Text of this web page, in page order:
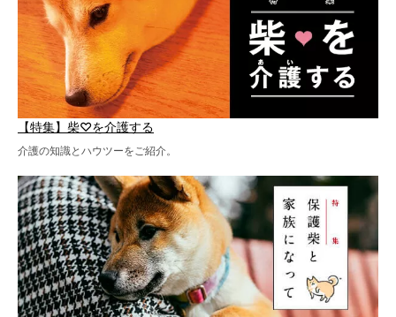
【特集】柴♡を介護する
介護の知識とハウツーをご紹介。